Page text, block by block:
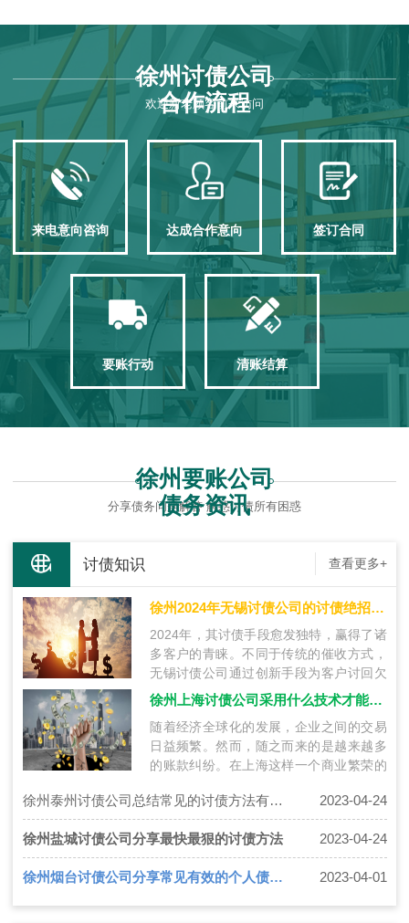
徐州讨债公司
合作流程
欢迎新老顾客前来访问
来电意向咨询 达成合作意向 签订合同
要账行动 清账结算
徐州要账公司
债务资讯
分享债务问题解答 解惑讨债所有困惑
讨债知识 查看更多+
徐州2024年无锡讨债公司的讨债绝招是什么？
2024年，其讨债手段愈发独特，赢得了诸
多客户的青睐。不同于传统的催收方式，
无锡讨债公司通过创新手段为客户讨回欠
款，获得了极佳的口碑。下面将介绍无锡
讨…
徐州上海讨债公司采用什么技术才能够把账要回来呢？
随着经济全球化的发展，企业之间的交易
日益频繁。然而，随之而来的是越来越多
的账款纠纷。在上海这样一个商业繁荣的
在…
徐州泰州讨债公司总结常见的讨债方法有哪些? 2023-04-24
徐州盐城讨债公司分享最快最狠的讨债方法 2023-04-24
徐州烟台讨债公司分享常见有效的个人债务追讨手段有哪些 2023-04-01